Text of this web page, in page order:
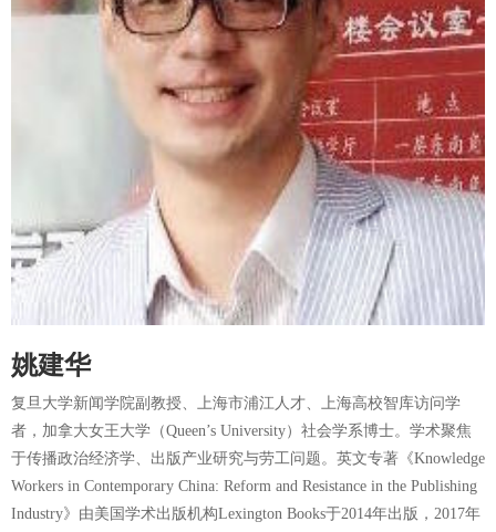
姚建华
复旦大学新闻学院副教授、上海市浦江人才、上海高校智库访问学
者，加拿大女王大学（Queen’s University）社会学系博士。学术聚焦
于传播政治经济学、出版产业研究与劳工问题。英文专著《Knowledge
Workers in Contemporary China: Reform and Resistance in the Publishing
Industry》由美国学术出版机构Lexington Books于2014年出版，2017年